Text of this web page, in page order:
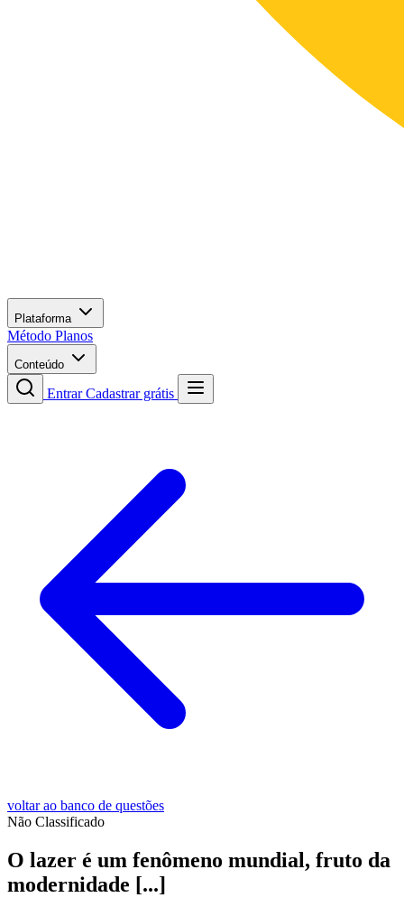
Plataforma
Método Planos
Conteúdo
EntrarCadastrar grátis
voltar ao banco de questões
Não Classificado
O lazer é um fenômeno mundial, fruto da
modernidade [...]